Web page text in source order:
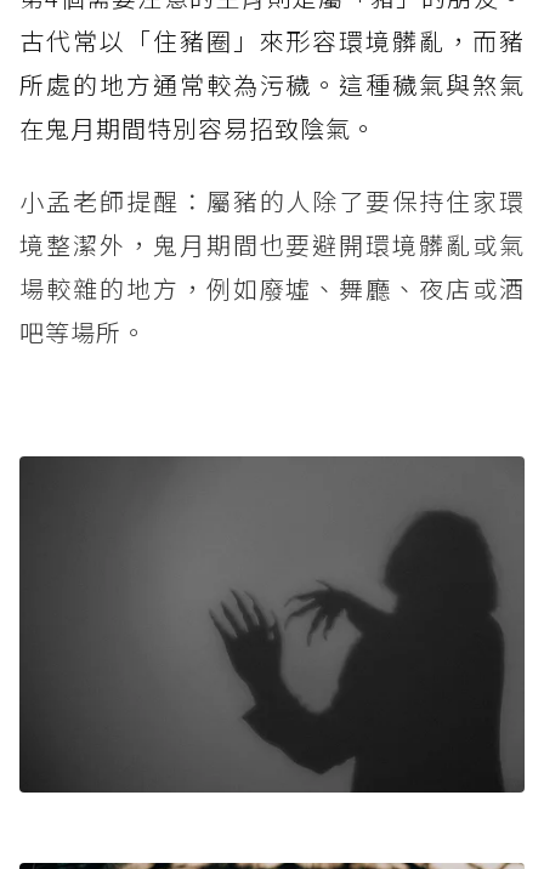
古代常以「住豬圈」來形容環境髒亂，而豬
所處的地方通常較為污穢。這種穢氣與煞氣
在鬼月期間特別容易招致陰氣。
小孟老師提醒：屬豬的人除了要保持住家環
境整潔外，鬼月期間也要避開環境髒亂或氣
場較雜的地方，例如廢墟、舞廳、夜店或酒
吧等場所。